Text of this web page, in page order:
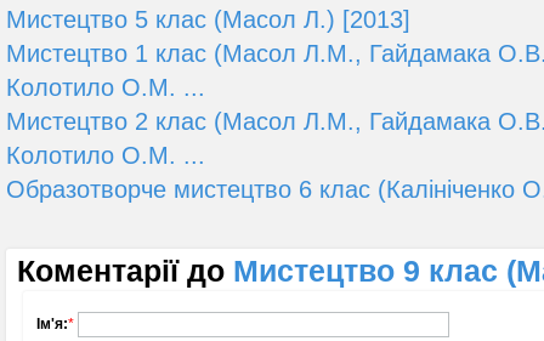
Мистецтво 5 клас (Масол Л.) [2013]
Мистецтво 1 клас (Масол Л.М., Гайдамака
Колотило О.М. ...
Мистецтво 2 клас (Масол Л.М., Гайдамака
Колотило О.М. ...
Образотворче мистецтво 6 клас
Коментарії до Мистецтво 9 клас
Ім'я:*